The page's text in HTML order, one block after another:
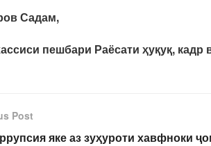
Садам,
пешбари Раёсати ҳуқуқ,
Post
яке аз зуҳуроти хавфноки